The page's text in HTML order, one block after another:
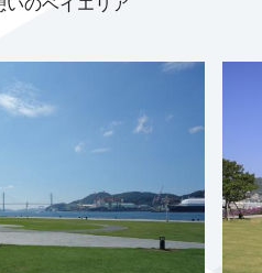
いのベイエリア